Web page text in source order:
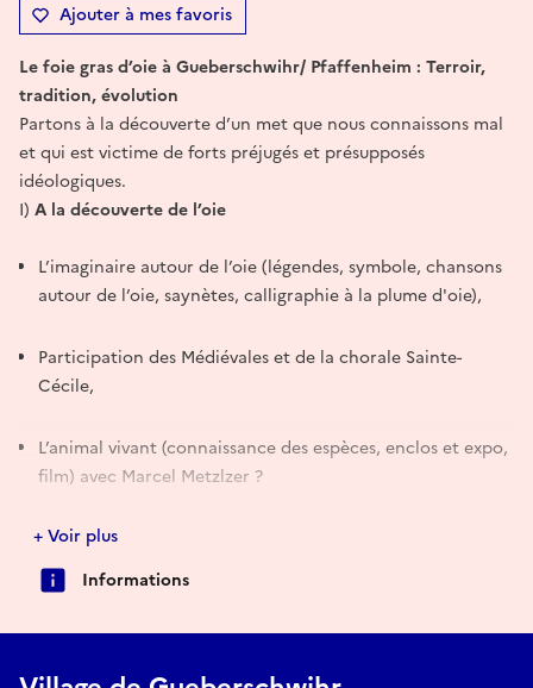
Ajouter à mes favoris
Le foie gras d’oie à Gueberschwihr/ Pfaffenheim : Terroir,
tradition, évolution
Partons à la découverte d’un met que nous connaissons mal
et qui est victime de forts préjugés et présupposés
idéologiques.
I) A la découverte de l’oie
L’imaginaire autour de l’oie (légendes, symbole, chansons
autour de l’oie, saynètes, calligraphie à la plume d'oie),
Participation des Médiévales et de la chorale Sainte-
Cécile,
L’animal vivant (connaissance des espèces, enclos et expo,
film) avec Marcel Metzlzer ?
Le terroir et le Gaentzbrunnen à Pfaffenheim et
Gueberschwihr. Enclos à oies,
Exposition iconographique,
+ Voir plus
Informations